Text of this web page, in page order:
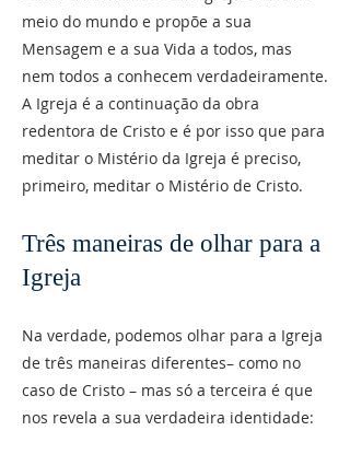
meio do mundo e propõe a sua
Mensagem e a sua Vida a todos, mas
nem todos a conhecem verdadeiramente.
A Igreja é a continuação da obra
redentora de Cristo e é por isso que para
meditar o Mistério da Igreja é preciso,
primeiro, meditar o Mistério de Cristo.
Três maneiras de olhar para a
Igreja
Na verdade, podemos olhar para a Igreja
de três maneiras diferentes– como no
caso de Cristo – mas só a terceira é que
nos revela a sua verdadeira identidade: